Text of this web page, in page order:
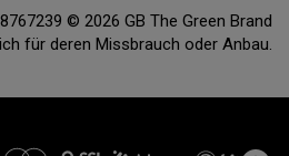
© 2026 GB The Green Brand
für deren Missbrauch oder Anbau.